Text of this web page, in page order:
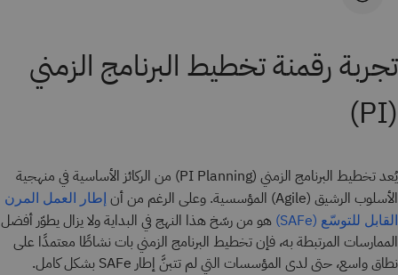
تجربة رقمنة تخطيط البرنامج الزمني
(PI)
يُعد تخطيط البرنامج الزمني (PI Planning) من الركائز الأساسية في منهجية
الأسلوب الرشيق (Agile) المؤسسية. وعلى الرغم من أن
إطار العمل المرن
القابل للتوسّع (SAFe)
هو من رسّخ هذا النهج في البداية ولا يزال يطوّر أفضل
الممارسات المرتبطة به، فإن تخطيط البرنامج الزمني بات نشاطًا معتمدًا على
نطاق واسع، حتى لدى المؤسسات التي لم تتبنَّ إطار SAFe بشكل كامل.